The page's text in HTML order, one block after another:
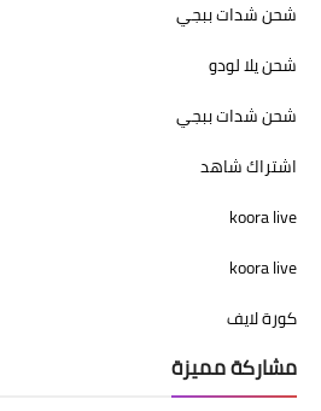
شحن شدات ببجي
شحن يلا لودو
شحن شدات ببجي
اشتراك شاهد
koora live
koora live
كورة لايف
مشاركة مميزة